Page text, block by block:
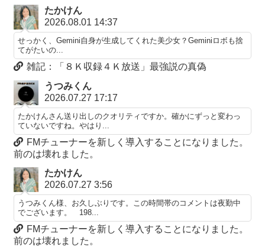
たかけん
2026.08.01 14:37
せっかく、Gemini自身が生成してくれた美少女？Geminiロボも捨
てがたいの...
雑記：「８Ｋ収録４Ｋ放送」最強説の真偽
うつみくん
2026.07.27 17:17
たかけんさん送り出しのクオリティですか。確かにずっと変わっ
ていないですね。やはり...
FMチューナーを新しく導入することになりました。
前のは壊れました。
たかけん
2026.07.27 3:56
うつみくん様、お久しぶりです。この時間帯のコメントは夜勤中
でございます。 198...
FMチューナーを新しく導入することになりました。
前のは壊れました。